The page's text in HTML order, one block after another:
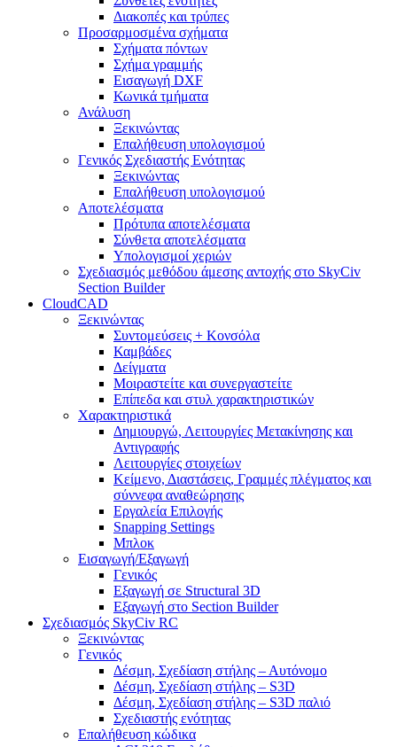
Διακοπές και τρύπες
Προσαρμοσμένα σχήματα
Σχήματα πόντων
Σχήμα γραμμής
Εισαγωγή DXF
Κωνικά τμήματα
Ανάλυση
Ξεκινώντας
Επαλήθευση υπολογισμού
Γενικός Σχεδιαστής Ενότητας
Ξεκινώντας
Επαλήθευση υπολογισμού
Αποτελέσματα
Πρότυπα αποτελέσματα
Σύνθετα αποτελέσματα
Υπολογισμοί χεριών
Σχεδιασμός μεθόδου άμεσης αντοχής στο SkyCiv
Section Builder
CloudCAD
Ξεκινώντας
Συντομεύσεις + Κονσόλα
Καμβάδες
Δείγματα
Μοιραστείτε και συνεργαστείτε
Επίπεδα και στυλ χαρακτηριστικών
Χαρακτηριστικά
Δημιουργώ, Λειτουργίες Μετακίνησης και
Αντιγραφής
Λειτουργίες στοιχείων
Κείμενο, Διαστάσεις, Γραμμές πλέγματος και
σύννεφα αναθεώρησης
Εργαλεία Επιλογής
Snapping Settings
Μπλοκ
Εισαγωγή/Εξαγωγή
Γενικός
Εξαγωγή σε Structural 3D
Εξαγωγή στο Section Builder
Σχεδιασμός SkyCiv RC
Ξεκινώντας
Γενικός
Δέσμη, Σχεδίαση στήλης – Αυτόνομο
Δέσμη, Σχεδίαση στήλης – S3D
Δέσμη, Σχεδίαση στήλης – S3D παλιό
Σχεδιαστής ενότητας
Επαλήθευση κώδικα